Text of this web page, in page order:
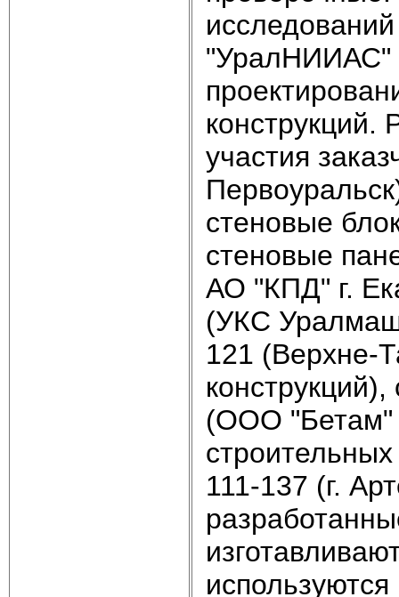
"УралНИИАС"
конструкций.
участия
стеновые
стеновые
АО "КПД" г.
(УКС
121 (Верхне-
(ООО "Бетам"
111-137 (г.